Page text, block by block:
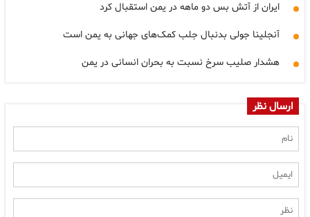
ایران از آتش بس دو ماهه در یمن استقبال کرد
آنجلینا جولی بدنبال جلب کمک‌های جهانی به یمن است
هشدار صلیب سرخ نسبت به بحران انسانی در یمن
ارسال نظر